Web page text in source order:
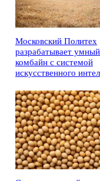
Московский Политех
разрабатывает умный
комбайн с системой
искусственного